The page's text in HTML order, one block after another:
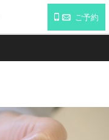
ご予約